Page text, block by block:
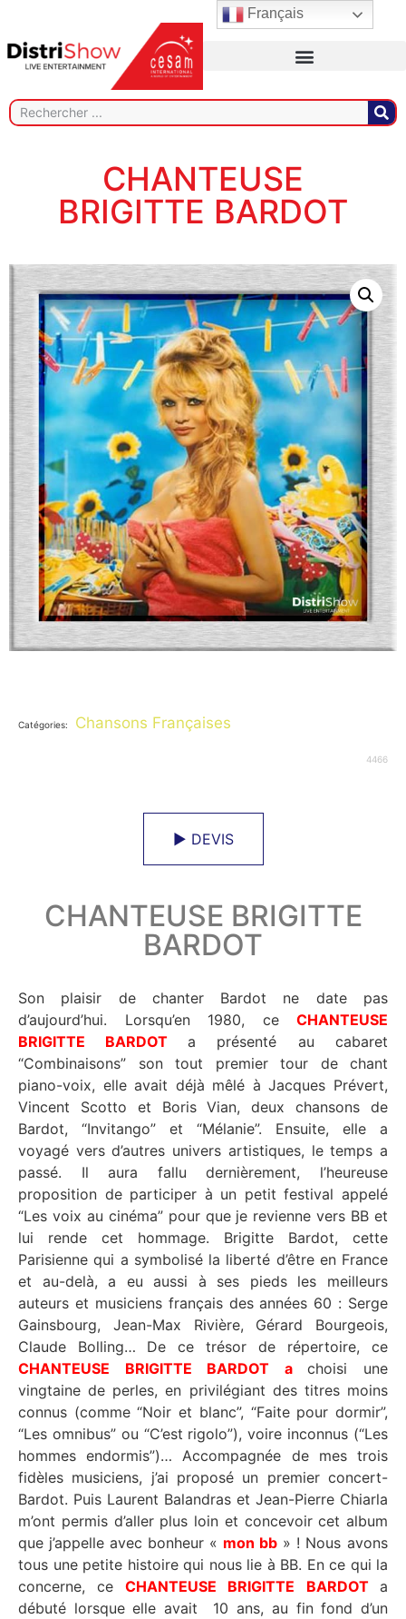
CHANTEUSE
BRIGITTE BARDOT
Catégories: Chansons Françaises
4466
► DEVIS
CHANTEUSE BRIGITTE
BARDOT
Son plaisir de chanter Bardot ne date pas
d’aujourd’hui. Lorsqu’en 1980, ce CHANTEUSE
BRIGITTE BARDOT a présenté au cabaret
“Combinaisons” son tout premier tour de chant
piano-voix, elle avait déjà mêlé à Jacques Prévert,
Vincent Scotto et Boris Vian, deux chansons de
Bardot, “Invitango” et “Mélanie”. Ensuite, elle a
voyagé vers d’autres univers artistiques, le temps a
passé. Il aura fallu dernièrement, l’heureuse
proposition de participer à un petit festival appelé
“Les voix au cinéma” pour que je revienne vers BB et
lui rende cet hommage. Brigitte Bardot, cette
Parisienne qui a symbolisé la liberté d’être en France
et au-delà, a eu aussi à ses pieds les meilleurs
auteurs et musiciens français des années 60 : Serge
Gainsbourg, Jean-Max Rivière, Gérard Bourgeois,
Claude Bolling… De ce trésor de répertoire, ce
CHANTEUSE BRIGITTE BARDOT a choisi une
vingtaine de perles, en privilégiant des titres moins
connus (comme “Noir et blanc”, “Faite pour dormir”,
“Les omnibus” ou “C’est rigolo”), voire inconnus (“Les
hommes endormis”)… Accompagnée de mes trois
fidèles musiciens, j’ai proposé un premier concert-
Bardot. Puis Laurent Balandras et Jean-Pierre Chiarla
m’ont permis d’aller plus loin et concevoir cet album
que j’appelle avec bonheur « mon bb » ! Nous avons
tous une petite histoire qui nous lie à BB. En ce qui la
concerne, ce CHANTEUSE BRIGITTE BARDOT a
débuté lorsque elle avait 10 ans, au fin fond d’un
Français